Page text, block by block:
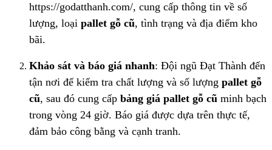
https://godatthanh.com/, cung cấp thông tin về số
lượng, loại pallet gỗ cũ, tình trạng và địa điểm kho
bãi.
Khảo sát và báo giá nhanh: Đội ngũ Đạt Thành đến
tận nơi để kiểm tra chất lượng và số lượng pallet gỗ
cũ, sau đó cung cấp bảng giá pallet gỗ cũ minh bạch
trong vòng 24 giờ. Báo giá được dựa trên thực tế,
đảm bảo công bằng và cạnh tranh.